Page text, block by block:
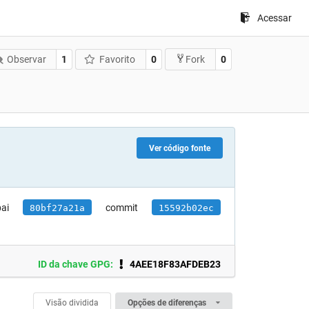
Acessar
Observar 1 Favorito 0 Fork 0
Ver código fonte
80bf27a21a commit 15592b02ec
ID da chave GPG: 4AEE18F83AFDEB23
Visão dividida Opções de diferenças